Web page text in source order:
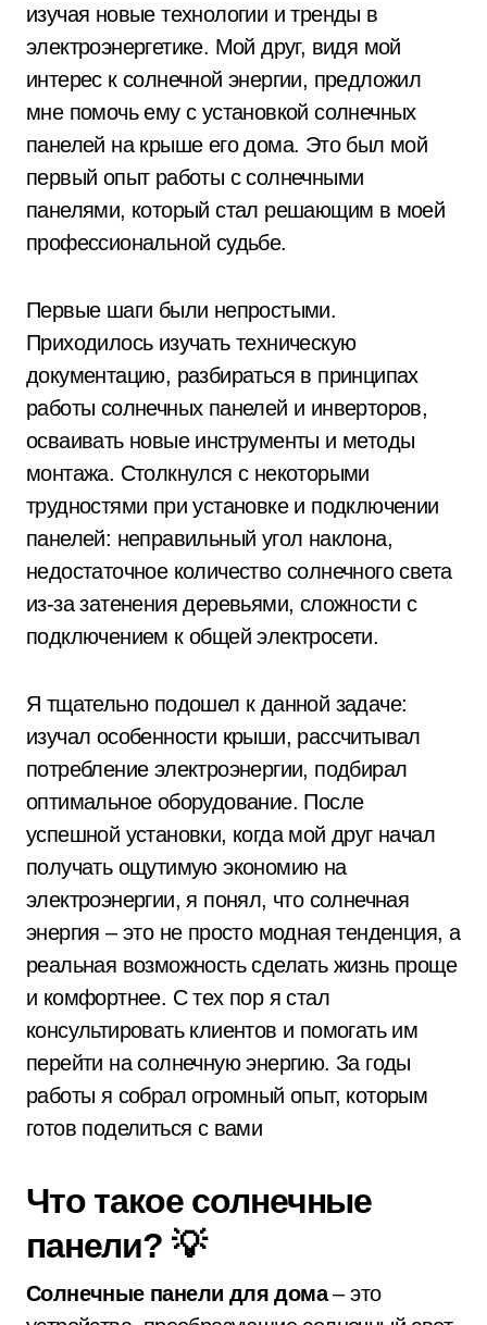
изучая новые технологии и тренды в
электроэнергетике. Мой друг, видя мой
интерес к солнечной энергии, предложил
мне помочь ему с установкой солнечных
панелей на крыше его дома. Это был мой
первый опыт работы с солнечными
панелями, который стал решающим в моей
профессиональной судьбе.
Первые шаги были непростыми.
Приходилось изучать техническую
документацию, разбираться в принципах
работы солнечных панелей и инверторов,
осваивать новые инструменты и методы
монтажа. Столкнулся с некоторыми
трудностями при установке и подключении
панелей: неправильный угол наклона,
недостаточное количество солнечного света
из-за затенения деревьями, сложности с
подключением к общей электросети.
Я тщательно подошел к данной задаче:
изучал особенности крыши, рассчитывал
потребление электроэнергии, подбирал
оптимальное оборудование. После
успешной установки, когда мой друг начал
получать ощутимую экономию на
электроэнергии, я понял, что солнечная
энергия – это не просто модная тенденция, а
реальная возможность сделать жизнь проще
и комфортнее. С тех пор я стал
консультировать клиентов и помогать им
перейти на солнечную энергию. За годы
работы я собрал огромный опыт, которым
готов поделиться с вами
Что такое солнечные
панели? 💡
Солнечные панели для дома– это